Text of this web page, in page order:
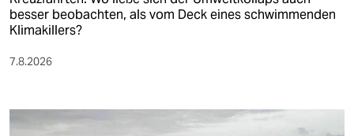
besser beobachten, als vom Deck eines schwimmenden
Klimakillers?
7.8.2026